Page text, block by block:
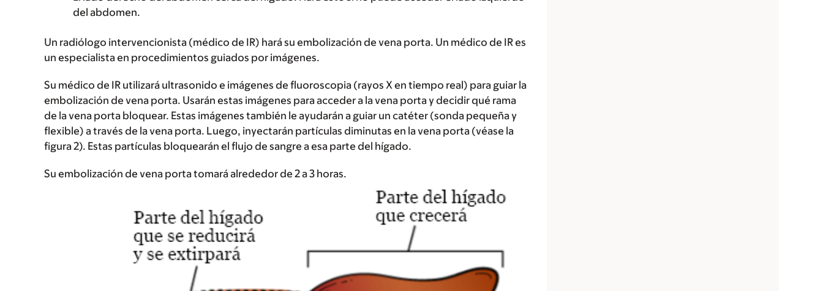
del abdomen.
Un radiólogo intervencionista (médico de IR) hará su embolización de vena porta. Un médico de IR es
un especialista en procedimientos guiados por imágenes.
Su médico de IR utilizará ultrasonido e imágenes de fluoroscopia (rayos X en tiempo real) para guiar la
embolización de vena porta. Usarán estas imágenes para acceder a la vena porta y decidir qué rama
de la vena porta bloquear. Estas imágenes también le ayudarán a guiar un catéter (sonda pequeña y
flexible) a través de la vena porta. Luego, inyectarán partículas diminutas en la vena porta (véase la
figura 2). Estas partículas bloquearán el flujo de sangre a esa parte del hígado.
Su embolización de vena porta tomará alrededor de 2 a 3 horas.